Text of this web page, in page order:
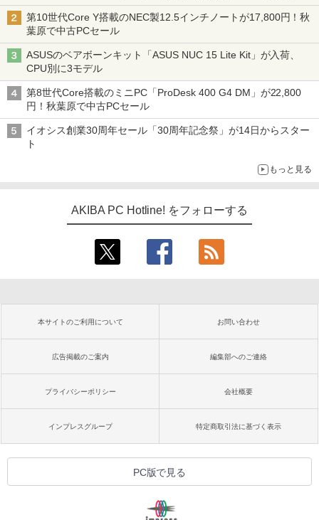
型モニターが9,801円、暑さ指数連動セール ほか
第10世代Core Y搭載のNEC製12.5インチノートが17,800円！秋
葉原で中古PCセール
ASUSのベアボーンキット「ASUS NUC 15 Lite Kit」が入荷、
CPU別に3モデル
第8世代Core搭載のミニPC「ProDesk 400 G4 DM」が22,800
円！秋葉原で中古PCセール
イオシス創業30周年セール「30周年記念祭」が14日からスター
ト
もっと見る
AKIBA PC Hotline! をフォローする
本サイトのご利用について お問い合わせ
広告掲載のご案内 編集部へのご連絡
プライバシーポリシー 会社概要
インプレスグループ 特定商取引法に基づく表示
PC版で見る